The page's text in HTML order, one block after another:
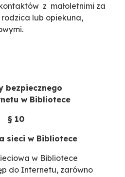
z małoletnimi za
lub opiekuna,
bezpiecznego
w Bibliotece
§ 10
sieci w Bibliotece
w Bibliotece
do Internetu, zarówno